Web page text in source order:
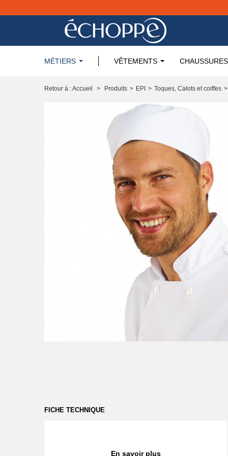
MÉTIERS VÊTEMENTS CHAUSSURES
Retour à : Accueil > Produits > EPI > Toques, Calots et coiffes >
FICHE TECHNIQUE
En savoir plus